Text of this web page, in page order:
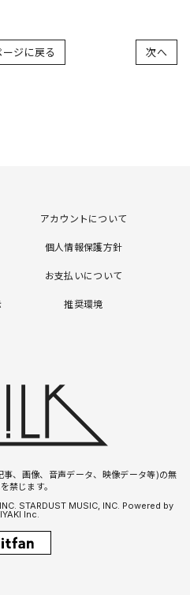
次へ
ジに戻る
アカウントについて
個人情報保護方針
お支払いについて
推奨環境
、画像、音声データ、映像データ等)の無
禁じます。
STARDUST MUSIC, INC. Powered by
Inc.